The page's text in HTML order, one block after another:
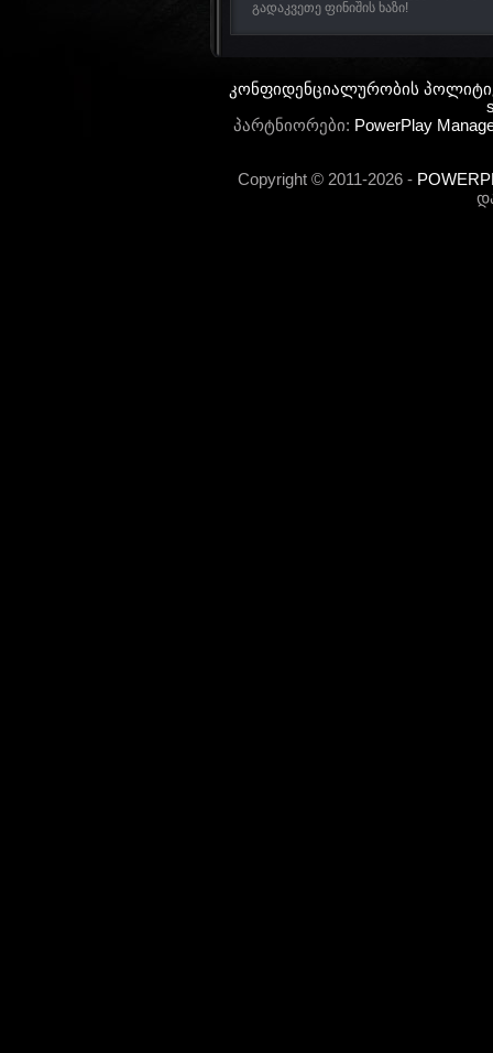
გადაკვეთე ფინიშის ხაზი!
კონფიდენციალურობის
პარტნიორები: PowerPlay
Copyright © 2011-2026 -